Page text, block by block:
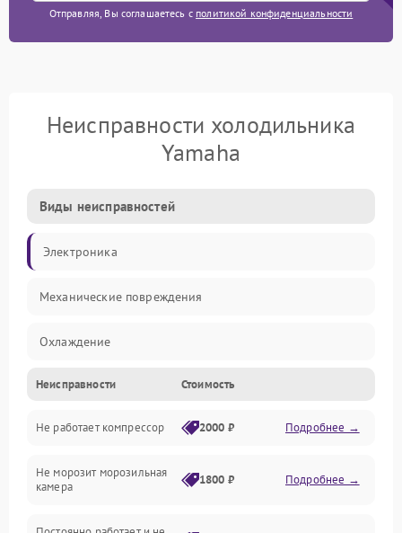
Отправляя, Вы соглашаетесь с политикой конфиденциальности
Неисправности холодильника
Yamaha
Виды неисправностей
Электроника
Механические повреждения
Охлаждение
Механика
Электропитание
Дренаж
Неисправности Стоимость
Не работает компрессор 2000 ₽ Подробнее →
Не морозит морозильная
камера
1800 ₽ Подробнее →